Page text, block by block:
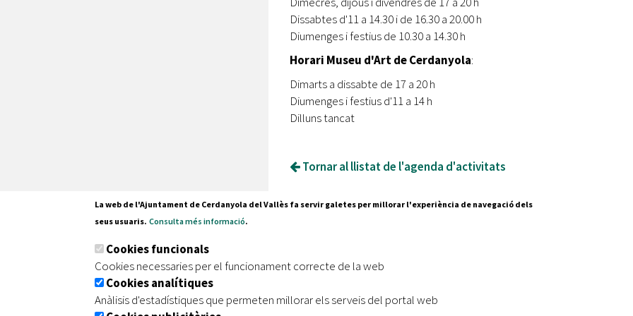
Dissabtes d'11 a 14.30 i de 16.30 a 20.00 h
Diumenges i festius de 10.30 a 14.30 h
Horari Museu d'Art de Cerdanyola:
Dimarts a dissabte de 17 a 20 h
Diumenges i festius d'11 a 14 h
Dilluns tancat
Tornar al llistat de l'agenda d'activitats
Tel. 935 80 88 88
La web de l'Ajuntament de Cerdanyola del Vallès fa servir galetes per millorar l'experiència de navegació dels
seus usuaris. Consulta més informació.
Cookies funcionals
Cookies necessaries per el funcionament correcte de la web
Cookies analítiques
Anàlisis d'estadístiques que permeten millorar els serveis del portal web